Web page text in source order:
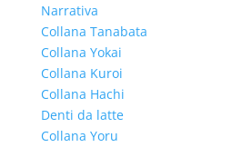
Narrativa
Collana Tanabata
Collana Yokai
Collana Kuroi
Collana Hachi
Denti da latte
Collana Yoru